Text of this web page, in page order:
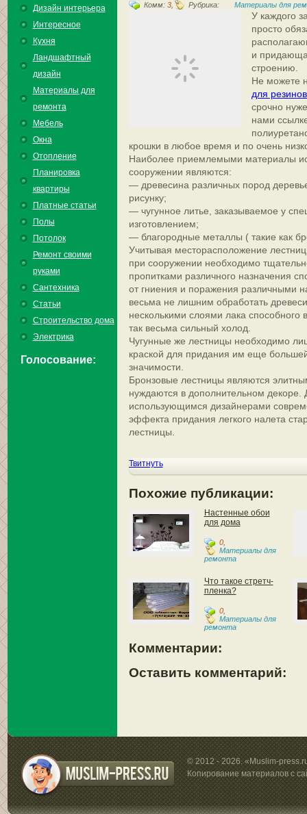
Дизайн интерьера
Интересное
Кухня
Ландшафтный
дизайн
Материалы для
ремонта
Мебель
Окна
Отопление
Планировка
квартиры
Платные статьи
Полы
Потолок
Ремонт своими
руками
Сантехника
Статьи
Строительство дома
Электрика
Голосование:
Комм: 3, Рубрика: Материалы для
У каждого
просто
и
строению.
Не можете
для
срочно
нами
крошки в любое время и по очень
Наиболее приемлемыми материалы
сооружении являются:
— древесина различных пород
рисунку;
— чугунное литье, заказываемое у
изготовлением;
— благородные металлы ( такие как
Учитывая месторасположение
при сооружении необходимо
пропитками различного назначения
от гниения и поражения различными
весьма не лишним обработать
несколькими слоями лака способного
так весьма сильный холод.
Чугунные же лестницы необходимо
краской для придания им еще
значимости.
Бронзовые лестницы являются
нуждаются в дополнительном
использующимся дизайнерами
эффекта придания легкого налета
лестницы.
Твитнуть
Похожие публикации:
Настенные обои
для дома
0,
Материалы для
ремонта
Что такое стретч-
пленка?
0,
Материалы для
ремонта
Комментарии:
Оставить комментарий:
© 2012 - 2026. «Muslim-
Копирование материалов с